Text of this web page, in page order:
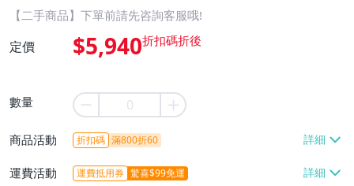
【二手商品】下單前請先咨詢客服哦!
定價 $5,940
數量
商品活動 折扣碼 滿800折60
運費活動 運費抵用券 驚喜$99免運